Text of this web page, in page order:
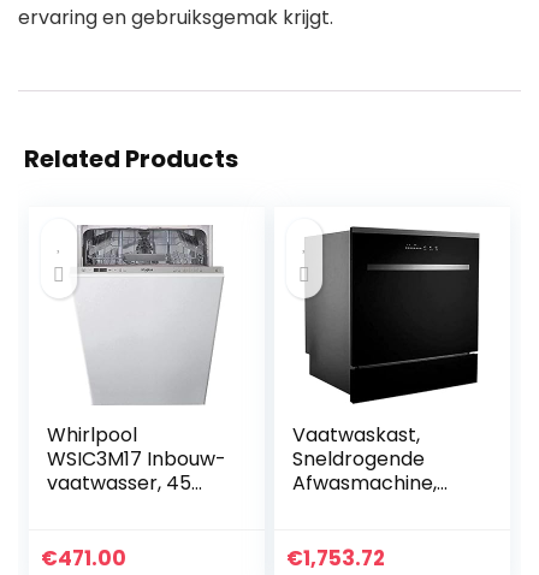
ervaring en gebruiksgemak krijgt.
Related Products
Whirlpool
WSIC3M17 Inbouw-
vaatwasser, 45
+/47 decibel, 10
€471.00
Vaatwaskast,
Sneldrogende
Afwasmachine,
Huiskeuken
€1,753.72